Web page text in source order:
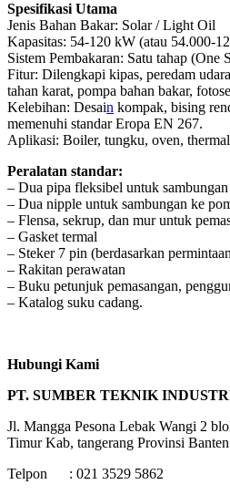
Spesifikasi Utama
Jenis Bahan Bakar: Solar / Light Oil
Kapasitas: 54-120 kW (atau 54.000-
Sistem Pembakaran: Satu tahap (One
Fitur: Dilengkapi kipas, peredam
tahan karat, pompa bahan bakar,
Kelebihan: Desain kompak, bising
memenuhi standar Eropa EN 267.
Aplikasi: Boiler, tungku, oven,
Peralatan standar:
– Dua pipa fleksibel untuk
– Dua nipple untuk sambungan ke
– Flensa, sekrup, dan mur untuk
– Gasket termal
– Steker 7 pin (berdasarkan
– Rakitan perawatan
– Buku petunjuk pemasangan,
– Katalog suku cadang.
Hubungi Kami
PT. SUMBER TEKNIK
Jl. Mangga Pesona Lebak Wangi 2
Timur Kab, tangerang Provinsi Banten
Telpon : 021 3529 5862